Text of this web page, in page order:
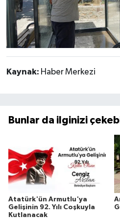
Kaynak: Haber Merkezi
Bunlar da ilginizi
Atatürk'ün Armutlu'ya
Gelişinin 92. Yılı Coşkuyla
Kutlanacak